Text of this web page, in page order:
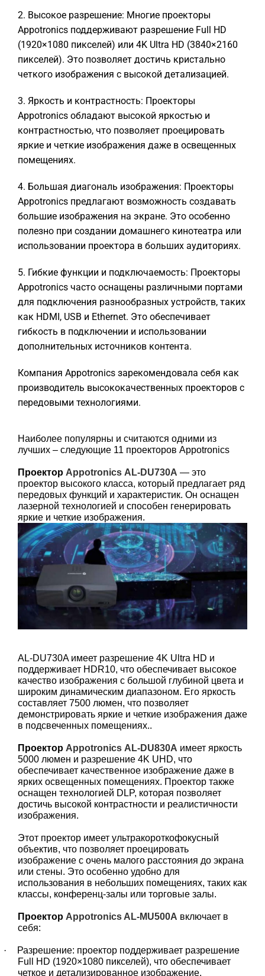
2. Высокое разрешение: Многие проекторы
Appotronics поддерживают разрешение Full HD
(1920×1080 пикселей) или 4K Ultra HD (3840×2160
пикселей). Это позволяет достичь кристально
четкого изображения с высокой детализацией.
3. Яркость и контрастность: Проекторы
Appotronics обладают высокой яркостью и
контрастностью, что позволяет проецировать
яркие и четкие изображения даже в освещенных
помещениях.
4. Большая диагональ изображения: Проекторы
Appotronics предлагают возможность создавать
большие изображения на экране. Это особенно
полезно при создании домашнего кинотеатра или
использовании проектора в больших аудиториях.
5. Гибкие функции и подключаемость: Проекторы
Appotronics часто оснащены различными портами
для подключения разнообразных устройств, таких
как HDMI, USB и Ethernet. Это обеспечивает
гибкость в подключении и использовании
дополнительных источников контента.
Компания Appotronics зарекомендовала себя как
производитель высококачественных проекторов с
передовыми технологиями.
Наиболее популярны и считаются одними из
лучших – следующие 11 проекторов Appotronics
Проектор Appotronics AL-DU730A — это
проектор высокого класса, который предлагает ряд
передовых функций и характеристик. Он оснащен
лазерной технологией и способен генерировать
яркие и четкие изображения.
AL-DU730A имеет разрешение 4K Ultra HD и
поддерживает HDR10, что обеспечивает высокое
качество изображения с большой глубиной цвета и
широким динамическим диапазоном. Его яркость
составляет 7500 люмен, что позволяет
демонстрировать яркие и четкие изображения даже
в подсвеченных помещениях..
Проектор Appotronics AL-DU830A имеет яркость
5000 люмен и разрешение 4K UHD, что
обеспечивает качественное изображение даже в
ярких освещенных помещениях. Проектор также
оснащен технологией DLP, которая позволяет
достичь высокой контрастности и реалистичности
изображения.
Этот проектор имеет ультракороткофокусный
объектив, что позволяет проецировать
изображение с очень малого расстояния до экрана
или стены. Это особенно удобно для
использования в небольших помещениях, таких как
классы, конференц-залы или торговые залы.
Проектор Appotronics AL-MU500A включает в
себя:
·
Разрешение: проектор поддерживает разрешение
Full HD (1920×1080 пикселей), что обеспечивает
четкое и детализированное изображение.